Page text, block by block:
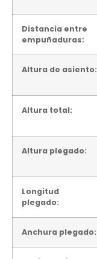
Distancia entre
empuñaduras:
Altura de asiento:
Altura total:
Altura plegado:
Longitud
plegado:
Anchura plegado: